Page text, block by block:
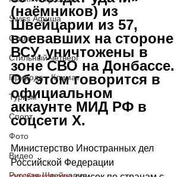
Swiss Афиша
Стиль
Стильный четверг
Природа - Климат
Туризм
Спорт
Фото
Видео
(наёмников) из
Швейцарии из 57,
воевавших на стороне
ВСУ, уничтожены в
зоне СВО на Донбассе.
Об этом говорится в
официальном
аккаунте МИД РФ в
соцсети Х.
Министерство Иностранных дел
Российской Федерации